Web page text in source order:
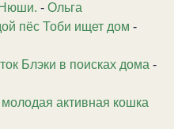
Нюши. - Ольга
пёс Тоби ищет дом -
Блэки в поисках дома -
активная кошка